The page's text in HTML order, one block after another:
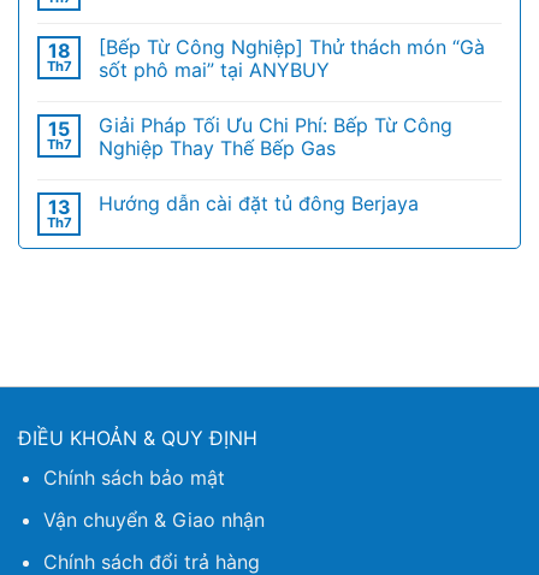
18
Th7
[Bếp Từ Công Nghiệp] Thử thách món “Gà
sốt phô mai” tại ANYBUY
15
Th7
Giải Pháp Tối Ưu Chi Phí: Bếp Từ Công
Nghiệp Thay Thế Bếp Gas
13
Th7
Hướng dẫn cài đặt tủ đông Berjaya
ĐIỀU KHOẢN & QUY ĐỊNH
Chính sách bảo mật
Vận chuyển & Giao nhận
Chính sách đổi trả hàng